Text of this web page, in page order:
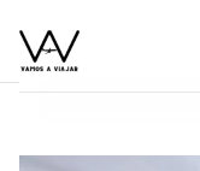
contenido